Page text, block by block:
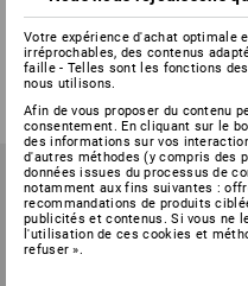
Verre doseur
modèles
à p. de 4,03 €
(TTC) à p. de 6 Pièces
Votre expérience d'achat optimale
irréprochables, des contenus
faille - Telles sont les fonctions
nous utilisons.
Afin de vous proposer du contenu
consentement. En cliquant sur le
des informations sur vos
d'autres méthodes (y compris des
données issues du processus de
notamment aux fins suivantes :
recommandations de produits
publicités et contenus. Si vous ne
l'utilisation de ces cookies et
refuser ».